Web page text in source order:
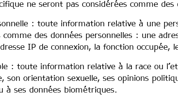
ne seront pas considérées comme des
: toute information relative à une
des données personnelles : une
IP de connexion, la fonction occupée,
: toute information relative à la race ou
son orientation sexuelle, ses opinions
à ses données biométriques.